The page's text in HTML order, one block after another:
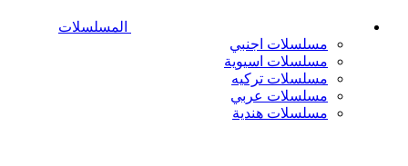
المسلسلات
مسلسلات اجنبي
مسلسلات اسيوية
مسلسلات تركيه
مسلسلات عربي
مسلسلات هندية